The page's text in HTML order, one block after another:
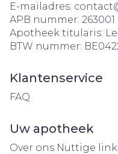
E-mailadres:
APB nummer: 263001
Apotheek titularis:
BTW nummer:
Klantenservice
FAQ
Uw apotheek
Over ons Nuttige